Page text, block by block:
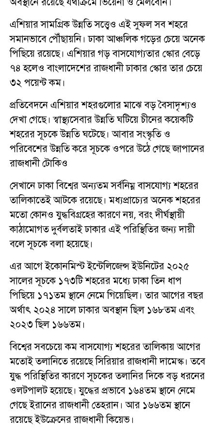
এশিয়ার সামগ্রিক উন্নতি সত্ত্বেও এই সুফল সব শহরে
সমানভাবে পৌঁছায়নি। ঢাকা আঞ্চলিক গড়ের চেয়ে অনেক
পিছিয়ে রয়েছে। এশিয়ার গড় বাসযোগ্যতার স্কোর বেড়ে
৭৪ হলেও বাংলাদেশের রাজধানী ঢাকার স্কোর তার চেয়ে
৩২ পয়েন্ট কম।
প্রতিবেদনে এশিয়ার শহরগুলোর মাঝে বড় বৈসাদৃশ্যও
দেখা গেছে। স্বাস্থ্যসেবার উন্নতি ঘটিয়ে চীনের কয়েকটি
শহরের সূচকে উন্নতি ঘটেছে। আবার সংস্কৃতি ও
পরিবেশের উন্নতি করে সূচকে ওপরে উঠে গেছে জাপানের
রাজধানী টোকিও
সেখানে ঢাকা বিশ্বের অন্যতম সর্বনিম্ন বাসযোগ্য শহরের
তালিকাতেই আটকে রয়েছে। মধ্যপ্রাচ্যের অনেক শহরের
মতো কোনও যুদ্ধবিগ্রহের কারণে নয়, বরং দীর্ঘস্থায়ী
কাঠামোগত দুর্বলতাই ঢাকার এই পরিস্থিতির জন্য দায়ী
বলে সূচকে বলা হয়েছে।
এর আগে ইকোনমিস্ট ইন্টেলিজেন্স ইউনিটের ২০২৫
সালের সূচকে ১৭৩টি শহরের মধ্যে ঢাকা তিন ধাপ
পিছিয়ে ১৭১তম স্থানে নেমে গিয়েছিল। তার আগের বছর
অর্থাৎ ২০২৪ সালে ঢাকার অবস্থান ছিল ১৬৮তম এবং
২০২৩ ছিল ১৬৬তম।
বিশ্বের সবচেয়ে কম বাসযোগ্য শহরের তালিকায় আগের
মতোই তলানিতে রয়েছে সিরিয়ার রাজধানী দামেস্ক। তবে
যুদ্ধ পরিস্থিতির কারণে সূচকের তলানির দিকে বড় ধরনের
ওলটপালট হয়েছে। যুদ্ধের প্রভাবে ১৬৪তম স্থানে নেমে
গেছে ইরানের রাজধানী তেহরান। আর ১৬৬তম স্থানে
রয়েছে ইউক্রেনের রাজধানী কিয়েভ।